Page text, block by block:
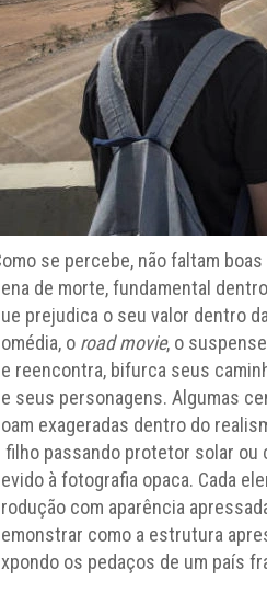
se percebe, não faltam
de morte, fundamental
prejudica o seu valor dentro
o road movie, o
reencontra, bifurca seus
seus personagens. Algumas
exageradas dentro do
filho passando protetor solar ou
à fotografia opaca. Cada
com aparência
como a estrutura
os pedaços de um país